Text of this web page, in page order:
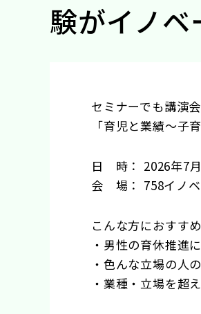
験がイノ
セミナーでも講演
「育児と業績～子
日 時： 2026年7月
会 場： 758イノベ
こんな方におすすめ
・男性の育休推進
・色んな立場の人
・業種・立場を超